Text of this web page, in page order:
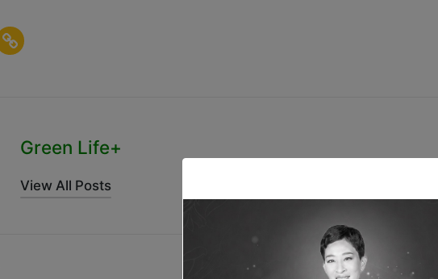
Green Life+
View All Posts